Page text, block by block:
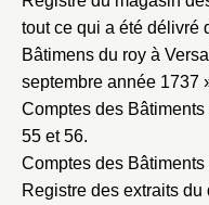
tout ce qui a été délivré
Bâtimens du roy à
septembre année 1737
Comptes des
55 et 56.
Comptes des
Registre des extraits